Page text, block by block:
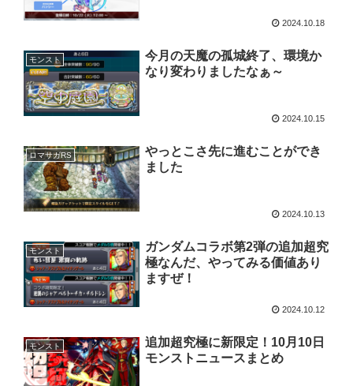
2024.10.18
モンスト
今月の天魔の孤城終了、環境か
なり変わりましたなぁ～
2024.10.15
ロマサガRS
やっとこさ先に進むことができ
ました
2024.10.13
モンスト
ガンダムコラボ第2弾の追加超究
極なんだ、やってみる価値あり
ますぜ！
2024.10.12
モンスト
追加超究極に新限定！10月10日
モンストニュースまとめ